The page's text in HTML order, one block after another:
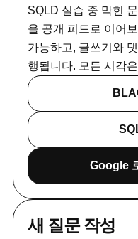
SQLD 실습 중 막힌
을 공개 피드로 이어
가능하고, 글쓰기와
행됩니다. 모든 시각
Google
새 질문 작성